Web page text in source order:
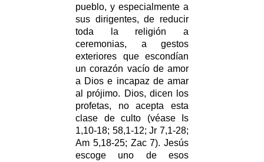
pueblo, y especialmente a
sus dirigentes, de reducir
toda la religión a
ceremonias, a gestos
exteriores que escondían
un corazón vacío de amor
a Dios e incapaz de amar
al prójimo. Dios, dicen los
profetas, no acepta esta
clase de culto (véase Is
1,10-18; 58,1-12; Jr 7,1-28;
Am 5,18-25; Zac 7). Jesús
escoge uno de esos